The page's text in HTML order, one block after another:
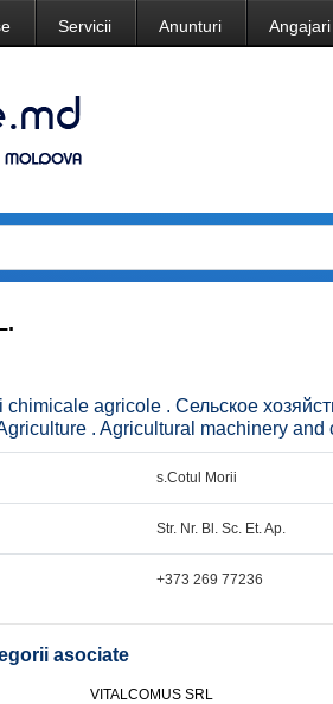
Servicii Anunturi Angajari
agricole . Сельское
. Agricultural machinery and
s.Cotul Morii
Str. Nr. Bl. Sc. Et. Ap.
+373 269 77236
asociate
VITALCOMUS SRL